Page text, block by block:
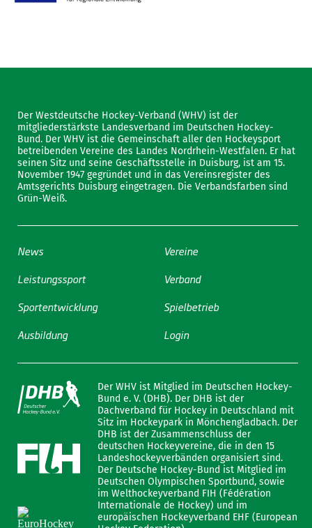
Der Westdeutsche Hockey-Verband (WHV) ist der
mitgliederstärkste Landesverband im Deutschen Hockey-
Bund. Der WHV ist die Gemeinschaft aller den Hockeysport
betreibenden Vereine des Landes Nordrhein-Westfalen. Er hat
seinen Sitz und seine Geschäftsstelle in Duisburg, ist am 15.
November 1947 gegründet und in das Vereinsregister des
Amtsgerichts Duisburg eingetragen. Die Verbandsfarben sind
Grün-Weiß.
News
Leistungssport
Sportentwicklung
Ausbildung
Vereine
Verband
Spielbetrieb
Login
Der WHV ist Mitglied im Deutschen Hockey-
Bund e. V. (DHB). Der DHB ist der
Dachverband für Hockey in Deutschland mit
Sitz im Hockeypark in Mönchengladbach. Der
DHB ist der Zusammenschluss der
deutschen Hockeyvereine, die in den 15
Landeshockeyverbänden organisiert sind.
Der Deutsche Hockey-Bund ist Mitglied im
Deutschen Olympischen Sportbund, sowie
im Welthockeyverband FIH (Fédération
Internationale de Hockey) und im
europäischen Hockeyverband EHF (European